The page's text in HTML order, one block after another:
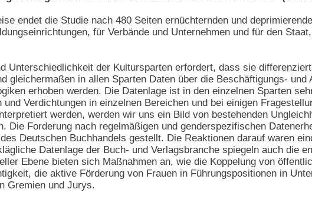
endet die Studie nach 480 Seiten ernüchternden und
für Verbände und Unternehmen und für den
Unterschiedlichkeit der Kultursparten erfordert, dass sie
gleichermaßen in allen Sparten Daten über die Beschäftigungs- und
erhoben werden. Die Datenlage ist in den einzelnen Sparten
und Verdichtungen in einzelnen Bereichen und bei einigen
werden, werden wir uns ein Bild von bestehenden
Die Forderung nach regelmäßigen und genderspezifischen
Deutschen Buchhandels gestellt. Die Reaktionen darauf waren
Datenlage der Buch- und Verlagsbranche spiegeln auch die
Ebene bieten sich Maßnahmen an, wie die Koppelung von
die aktive Förderung von Frauen in Führungspositionen in
Gremien und Jurys.